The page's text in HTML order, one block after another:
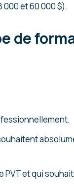
et 60 000 $).
de
PVT et qui